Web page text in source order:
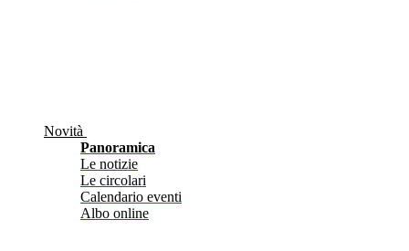
Novità
Panoramica
Le notizie
Le circolari
Calendario eventi
Albo online